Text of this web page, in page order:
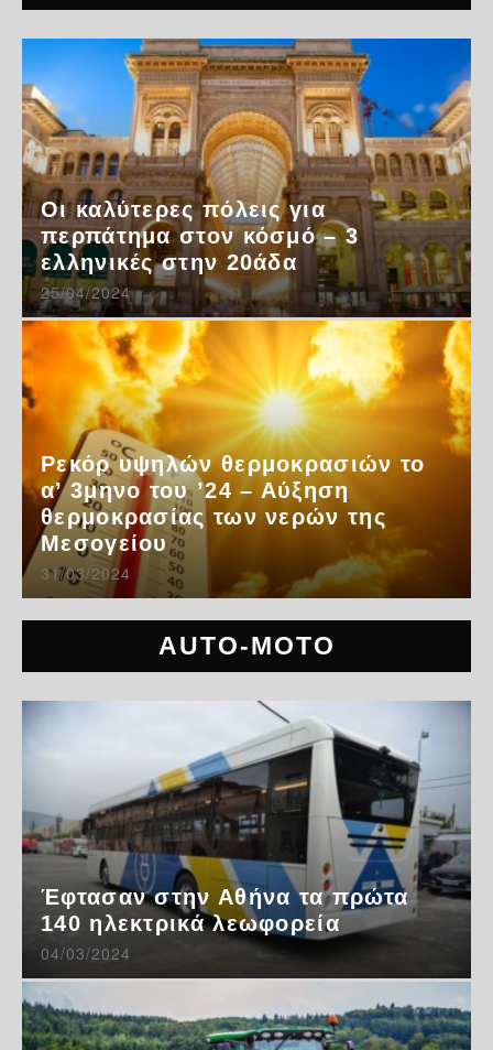
Οι καλύτερες πόλεις για
περπάτημα στον κόσμό – 3
ελληνικές στην 20άδα
25/04/2024
Ρεκόρ υψηλών θερμοκρασιών το
α’ 3μηνο του ’24 – Αύξηση
θερμοκρασίας των νερών της
Μεσογείου
31/03/2024
AUTO-MOTO
Έφτασαν στην Αθήνα τα πρώτα
140 ηλεκτρικά λεωφορεία
04/03/2024